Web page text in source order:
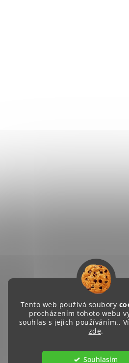
Tento web používá soubory
procházením tohoto webu
souhlas s jejich používáním..
zde.
Souhlasím